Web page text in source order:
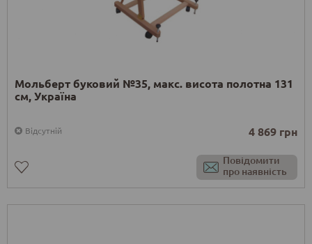
Мольберт буковий №35, макс. висота полотна 131
см, Україна
Відсутній 4 869 грн
Повідомити
про наявність